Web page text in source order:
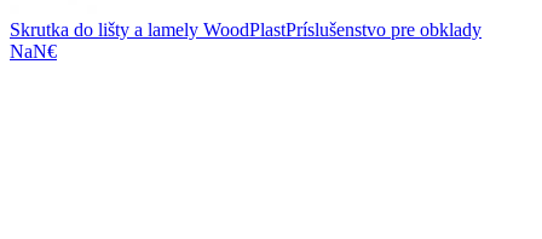
Skrutka do lišty a lamely WoodPlastPríslušenstvo pre obklady
NaN€